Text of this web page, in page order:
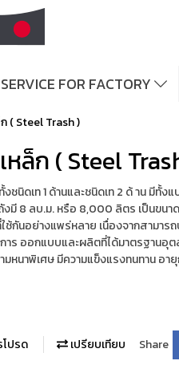
SERVICE FOR FACTORY
( Steel Trash )
หล็ก ( Steel
งชนิดเท 1 ด้านและชนิดเท 2 ด้ าน มี
มี 8 ลบ.ม. หรือ 8,000 ลิตร เป็นขนา
ช้กันอย่างแพร่หลาย เนื่องจากสามาร
าร ออกแบบและผลิตที่ได้มาตรฐานอุ
หนาพิเศษ มีความแข็งแรงทนทาน อายุ
โปรด เปรียบเทียบ Share